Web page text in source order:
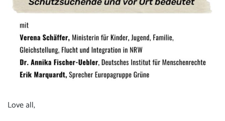
Love all,